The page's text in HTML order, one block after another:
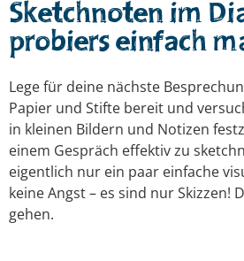
Sketchnoten im
probiers einfach
Lege für deine nächste
Papier und Stifte bereit und
in kleinen Bildern und Notizen
einem Gespräch effektiv zu
eigentlich nur ein paar einfache
keine Angst – es sind nur Skizzen!
gehen.